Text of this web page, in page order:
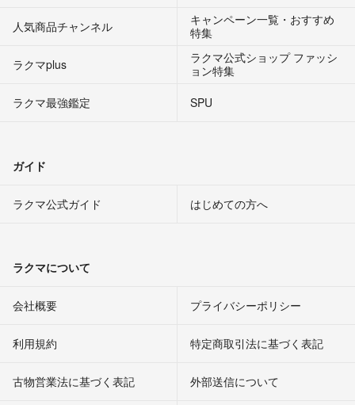
人気商品チャンネル
キャンペーン一覧・おすすめ
特集
ラクマplus
ラクマ公式ショップ ファッシ
ョン特集
ラクマ最強鑑定
SPU
ガイド
ラクマ公式ガイド はじめての方へ
ラクマについて
会社概要 プライバシーポリシー
利用規約 特定商取引法に基づく表記
古物営業法に基づく表記 外部送信について